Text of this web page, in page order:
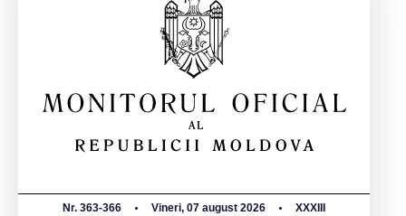
Nr. 363-366 Vineri, 07 august 2026 XXXIII